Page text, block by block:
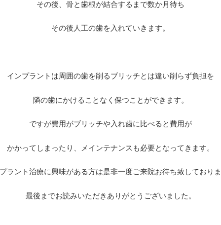
その後、骨と歯根が結合するまで数か月待ち
その後人工の歯を入れていきます。
インプラントは周囲の歯を削るブリッチとは違い削らず負担を
隣の歯にかけることなく保つことができます。
ですが費用がブリッチや入れ歯に比べると費用が
かかってしまったり、メインテナンスも必要となってきます。
ラント治療に興味がある方は是非一度ご来院お待ち致しており
最後までお読みいただきありがとうございました。